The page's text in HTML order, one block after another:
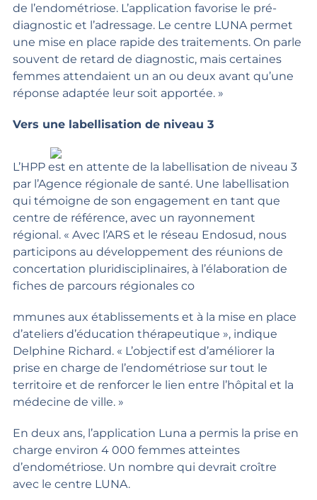
de l’endométriose. L’application favorise le pré-
diagnostic et l’adressage. Le centre LUNA permet
une mise en place rapide des traitements. On parle
souvent de retard de diagnostic, mais certaines
femmes attendaient un an ou deux avant qu’une
réponse adaptée leur soit apportée. »
Vers une labellisation de niveau 3
L’HPP est en attente de la labellisation de niveau 3
par l’Agence régionale de santé. Une labellisation
qui témoigne de son engagement en tant que
centre de référence, avec un rayonnement
régional. « Avec l’ARS et le réseau Endosud, nous
participons au développement des réunions de
concertation pluridisciplinaires, à l’élaboration de
fiches de parcours régionales co
mmunes aux établissements et à la mise en place
d’ateliers d’éducation thérapeutique », indique
Delphine Richard. « L’objectif est d’améliorer la
prise en charge de l’endométriose sur tout le
territoire et de renforcer le lien entre l’hôpital et la
médecine de ville. »
En deux ans, l’application Luna a permis la prise en
charge environ 4 000 femmes atteintes
d’endométriose. Un nombre qui devrait croître
avec le centre LUNA.